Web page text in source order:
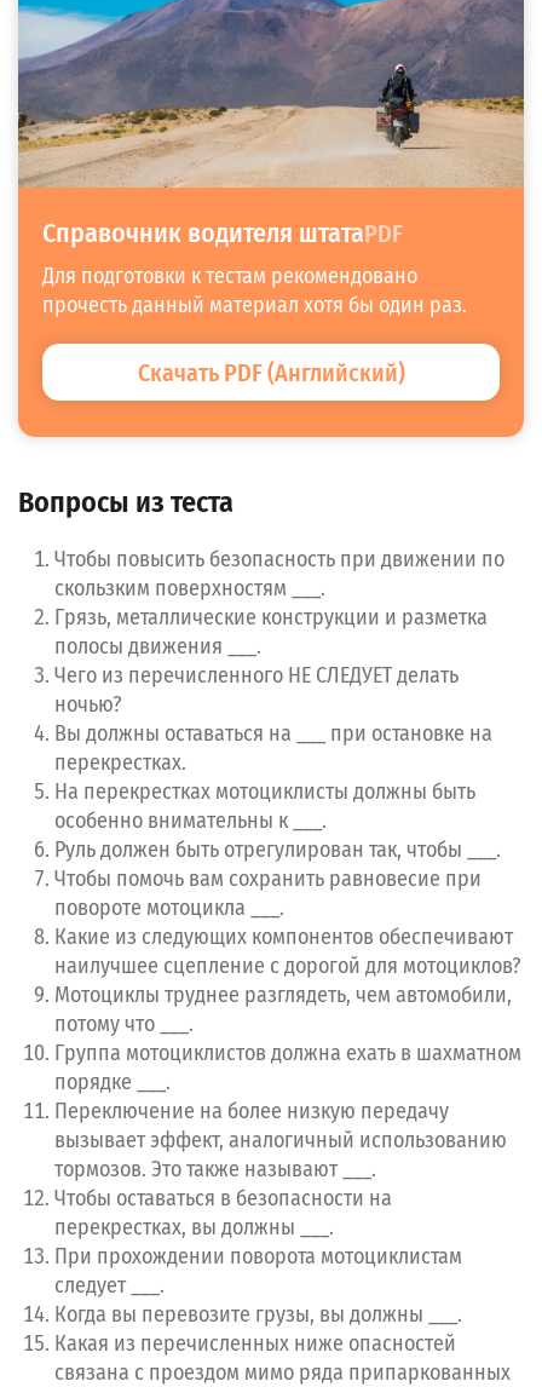
Нашли ошибку?
Вернуться ко всем тестам
Начать заново
Номер вопроса
Сдайте тест DMV с первого раза
Пройдите бесплатный тест
Premium
Изучите справочники для Вашего штата
Перейти на Premium
Справочник водителя штатаPDF
Для подготовки к тестам рекомендовано
прочесть данный материал хотя бы один раз.
Скачать PDF (Английский)
Вопросы из теста
Чтобы повысить безопасность при движении по
скользким поверхностям ___.
Грязь, металлические конструкции и разметка
полосы движения ___.
Чего из перечисленного НЕ СЛЕДУЕТ делать
ночью?
Вы должны оставаться на ___ при остановке на
перекрестках.
На перекрестках мотоциклисты должны быть
особенно внимательны к ___.
Руль должен быть отрегулирован так, чтобы ___.
Чтобы помочь вам сохранить равновесие при
повороте мотоцикла ___.
Какие из следующих компонентов обеспечивают
наилучшее сцепление с дорогой для мотоциклов?
Мотоциклы труднее разглядеть, чем автомобили,
потому что ___.
Группа мотоциклистов должна ехать в шахматном
порядке ___.
Переключение на более низкую передачу
вызывает эффект, аналогичный использованию
тормозов. Это также называют ___.
Чтобы оставаться в безопасности на
перекрестках, вы должны ___.
При прохождении поворота мотоциклистам
следует ___.
Когда вы перевозите грузы, вы должны ___.
Какая из перечисленных ниже опасностей
связана с проездом мимо ряда припаркованных